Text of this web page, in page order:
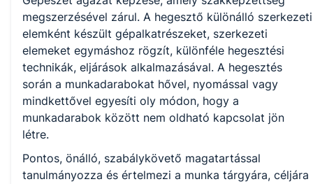
KKK/PTT
KKK letöltése (pdf)
PTT letöltése (pdf)
Okleveles technikusképzés
megszerzésével zárul. A hegesztő különálló szerkezeti
elemként készült gépalkatrészeket, szerkezeti
elemeket egymáshoz rögzít, különféle hegesztési
technikák, eljárások alkalmazásával. A hegesztés
során a munkadarabokat hővel, nyomással vagy
mindkettővel egyesíti oly módon, hogy a
munkadarabok között nem oldható kapcsolat jön
létre.
Pontos, önálló, szabálykövető magatartással
tanulmányozza és értelmezi a munka tárgyára, céljára